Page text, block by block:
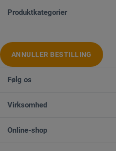
Produktkategorier
ANNULLER BESTILLING
Følg os
Virksomhed
Online-shop